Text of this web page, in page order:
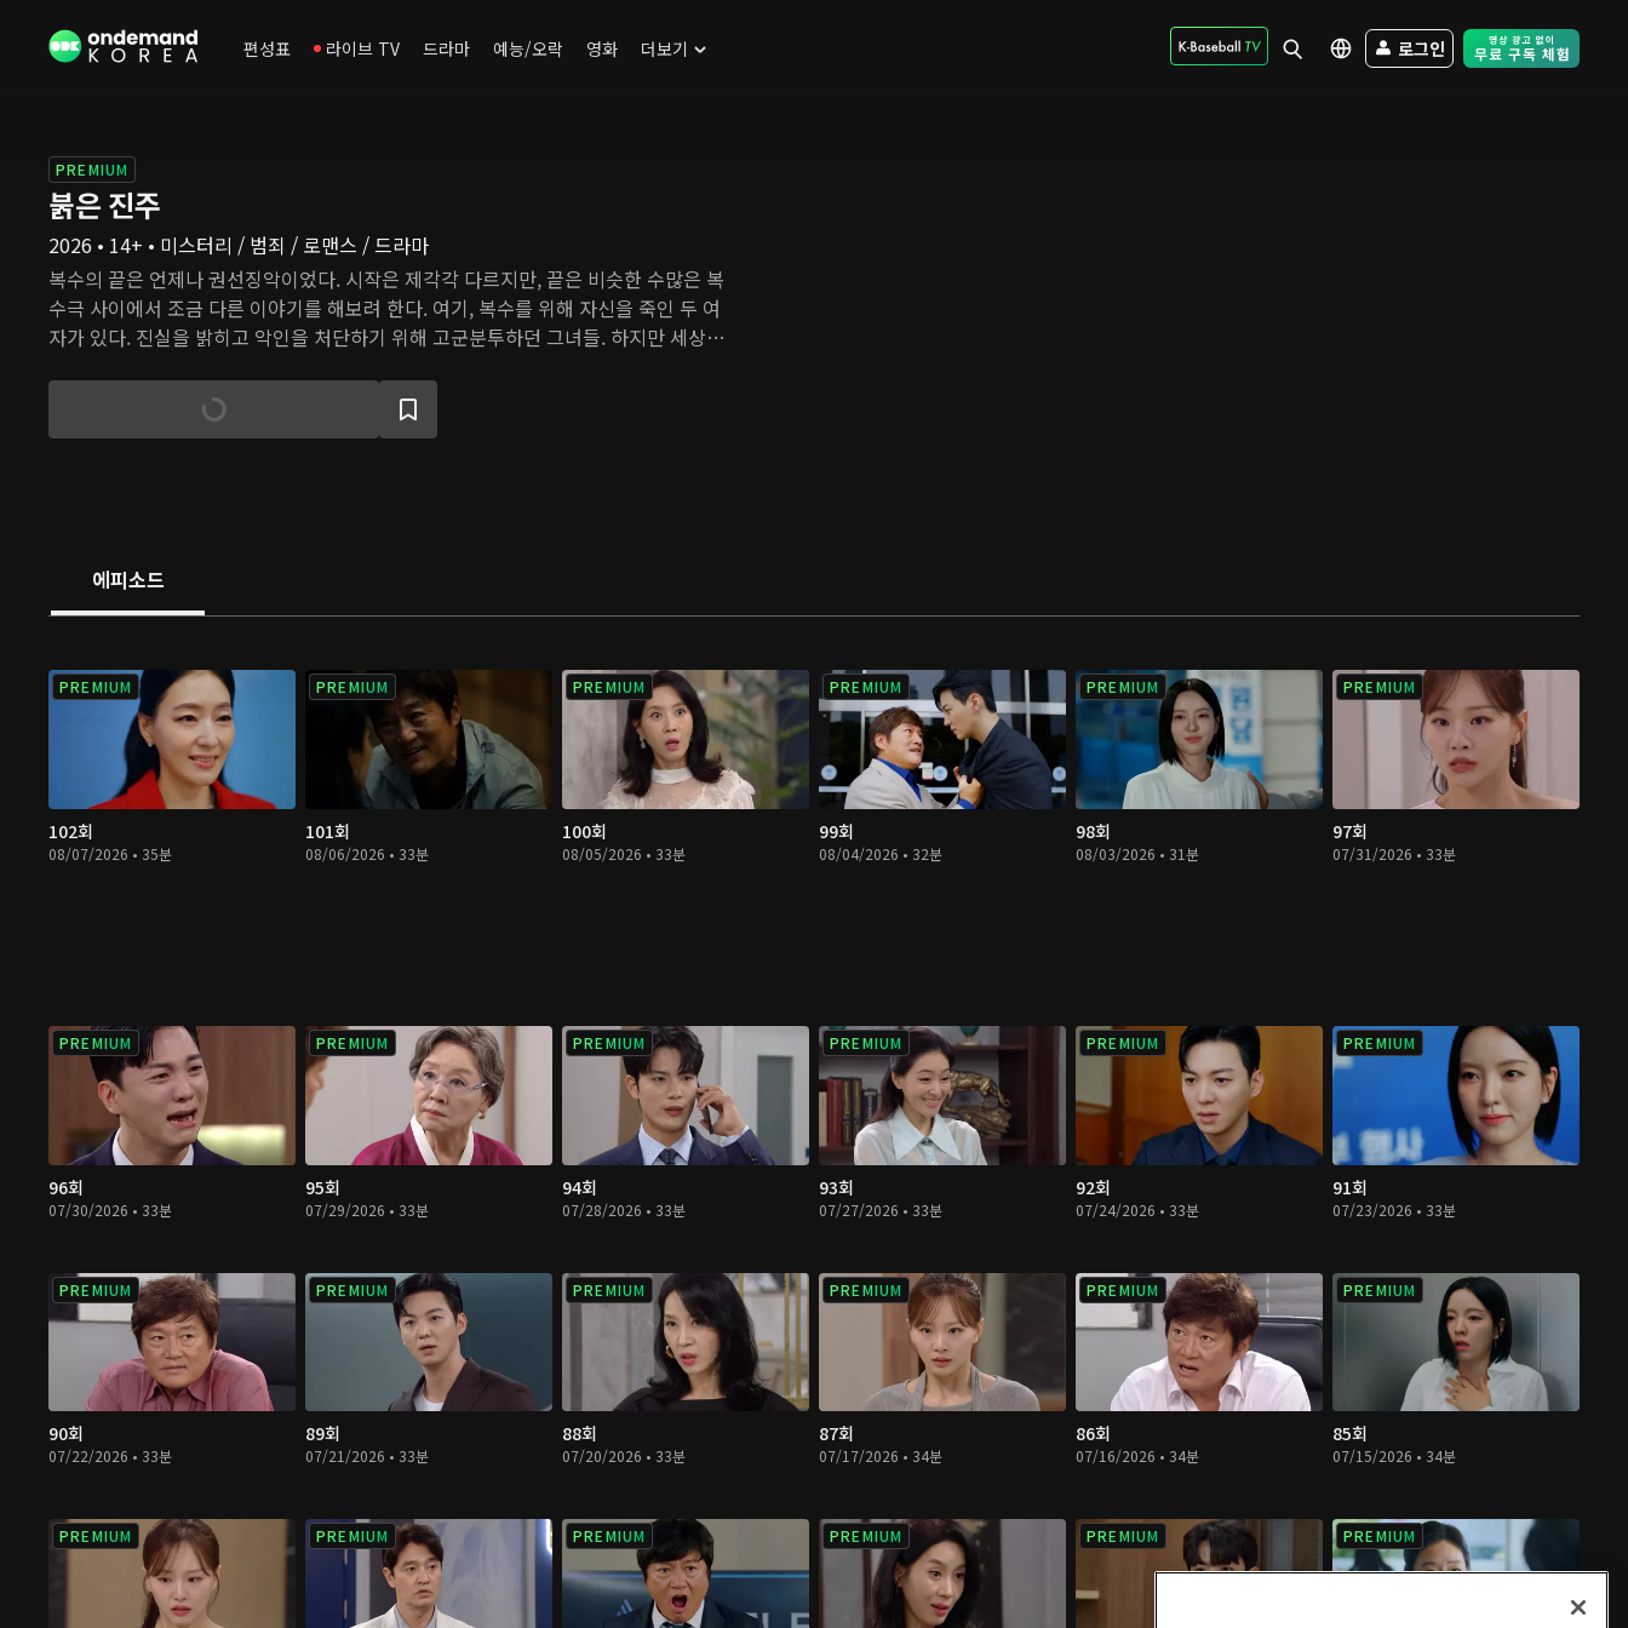
편성표 라이브 TV 드라마 예능/오락 영화 더보기 로그인 Free Trial -
PREMIUM
붉은 진주
2026 • 14+ • 미스터리 / 범죄 / 로맨스 / 드라마
복수의 끝은 언제나 권선징악이었다. 시작은 제각각 다르지만, 끝은 비슷한 수많은 복
수극 사이에서 조금 다른 이야기를 해보려 한다. 여기, 복수를 위해 자신을 죽인 두 여
자가 있다. 진실을 밝히고 악인을 처단하기 위해 고군분투하던 그녀들. 하지만 세상이
는다. 그 어떤 순간에도, 그 어떤 이유로도 결코 '나' 자신을 잃어버려선 안 된다는 것
에피소드
PREMIUM
102회
08/07/2026 • 35분
PREMIUM
101회
08/06/2026 • 33분
PREMIUM
100회
08/05/2026 • 33분
PREMIUM
99회
08/04/2026 • 32분
PREMIUM
98회
08/03/2026 • 31분
PREMIUM
97회
07/31/2026 • 33분
PREMIUM
96회
07/30/2026 • 33분
PREMIUM
95회
07/29/2026 • 33분
PREMIUM
94회
07/28/2026 • 33분
PREMIUM
93회
07/27/2026 • 33분
PREMIUM
92회
07/24/2026 • 33분
PREMIUM
91회
07/23/2026 • 33분
PREMIUM
90회
07/22/2026 • 33분
PREMIUM
89회
07/21/2026 • 33분
PREMIUM
88회
07/20/2026 • 33분
PREMIUM
87회
07/17/2026 • 34분
PREMIUM
86회
07/16/2026 • 34분
PREMIUM
85회
07/15/2026 • 34분
PREMIUM PREMIUM PREMIUM PREMIUM PREMIUM PREMIUM